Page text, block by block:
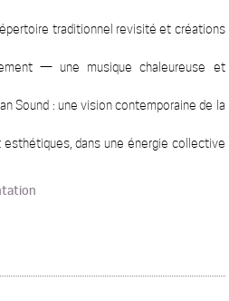
traditionnel revisité et créations
— une musique chaleureuse et
Sound : une vision contemporaine de la
dans une énergie collective